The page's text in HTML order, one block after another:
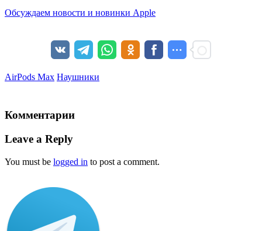
Обсуждаем новости и новинки Apple
AirPods Max Наушники
Комментарии
Leave a Reply
You must be logged in to post a comment.